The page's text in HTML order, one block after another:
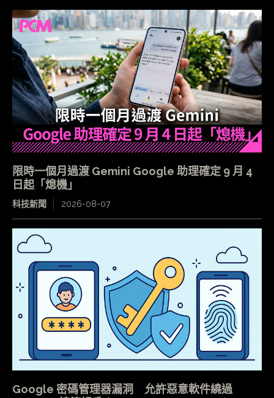
限時一個月過渡 Gemini Google 助理確定 9 月 4
日起「熄機」
科技新聞 2026-08-07
Google 密碼管理器漏洞 允許惡意軟件繞過